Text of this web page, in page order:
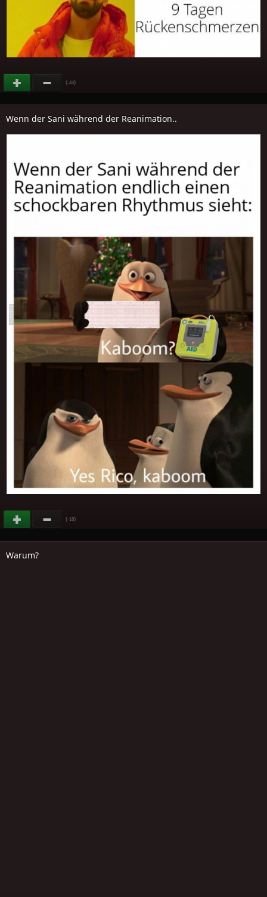
(-44)
Wenn der Sani während der Reanimation..
(-18)
Warum?